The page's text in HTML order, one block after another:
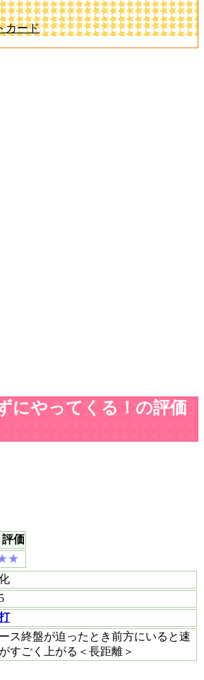
カード
にやってくる！の評価
価
ス終盤が迫ったとき前方にいると速
すごく上がる＜長距離＞